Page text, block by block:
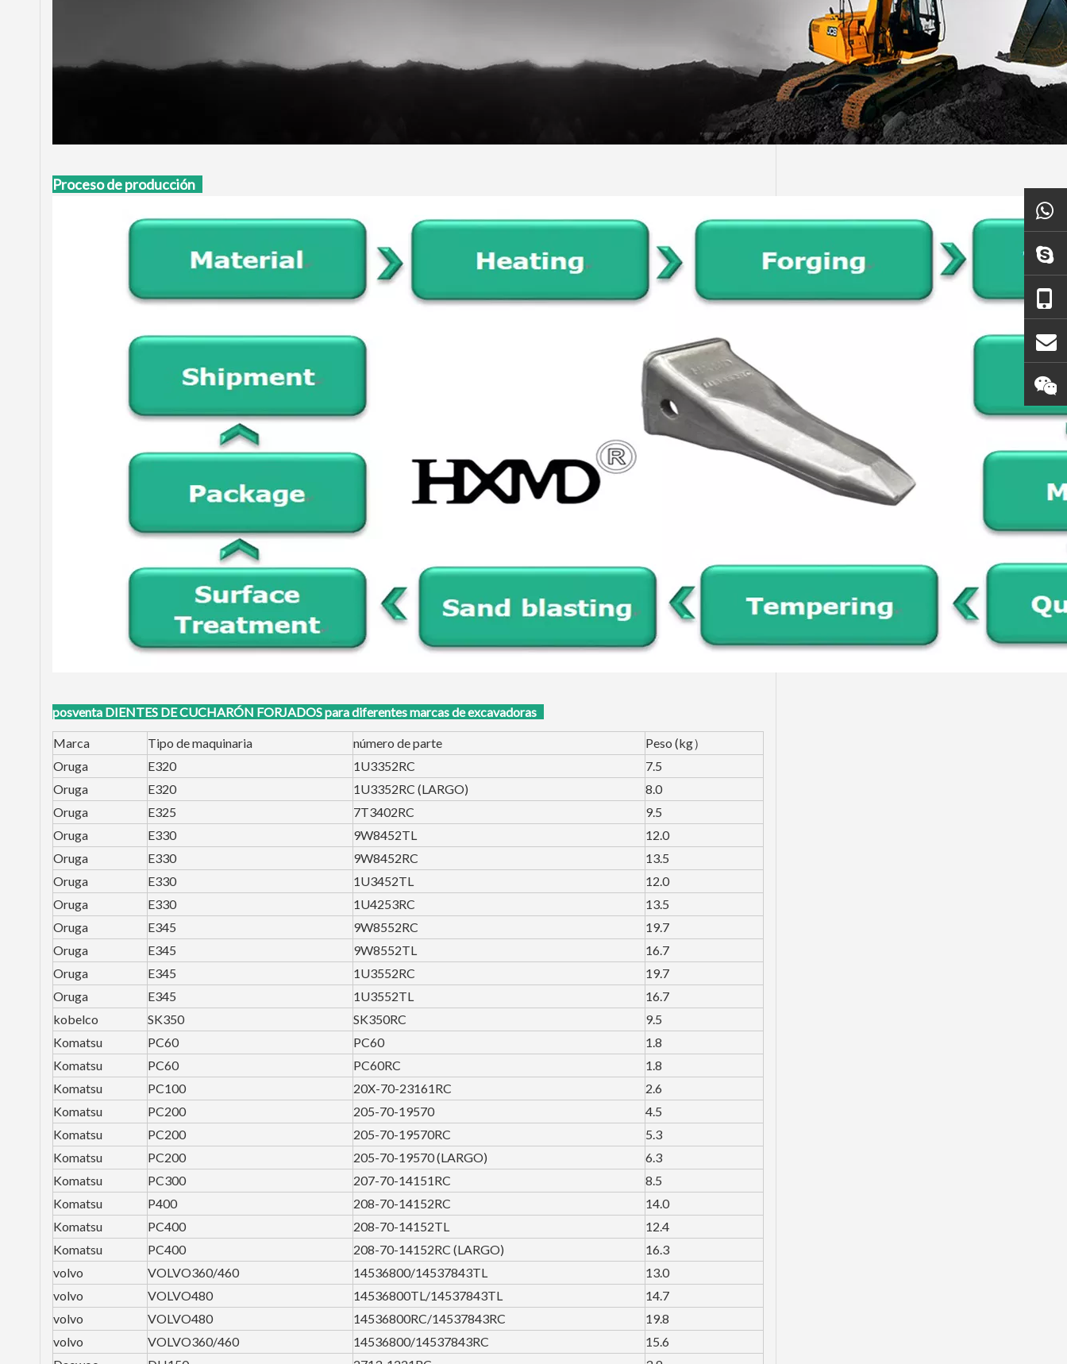
Proceso de producción
posventa DIENTES DE CUCHARÓN FORJADOS para diferentes marcas de excavadoras
Marca Tipo de maquinaria número de parte
Peso (kg）
Oruga
E320 1U3352RC
7.5
Oruga
E320 1U3352RC (LARGO)
8.0
Oruga
E325 7T3402RC
9.5
Oruga
E330 9W8452TL
12.0
Oruga
E330 9W8452RC
13.5
Oruga
E330 1U3452TL
12.0
Oruga
E330 1U4253RC
13.5
Oruga
E345 9W8552RC
19.7
Oruga
E345 9W8552TL
16.7
Oruga
E345 1U3552RC
19.7
Oruga
E345 1U3552TL
16.7
kobelco
SK350 SK350RC
9.5
Komatsu
PC60 PC60
1.8
Komatsu
PC60 PC60RC
1.8
Komatsu
PC100 20X-70-23161RC
2.6
Komatsu
PC200 205-70-19570
4.5
Komatsu
PC200 205-70-19570RC
5.3
Komatsu
PC200 205-70-19570 (LARGO)
6.3
Komatsu
PC300 207-70-14151RC
8.5
Komatsu
P400 208-70-14152RC
14.0
Komatsu
PC400 208-70-14152TL
12.4
Komatsu
PC400 208-70-14152RC (LARGO)
16.3
volvo
VOLVO360/460 14536800/14537843TL
13.0
volvo
VOLVO480 14536800TL/14537843TL
14.7
volvo
VOLVO480 14536800RC/14537843RC
19.8
volvo
VOLVO360/460 14536800/14537843RC
15.6